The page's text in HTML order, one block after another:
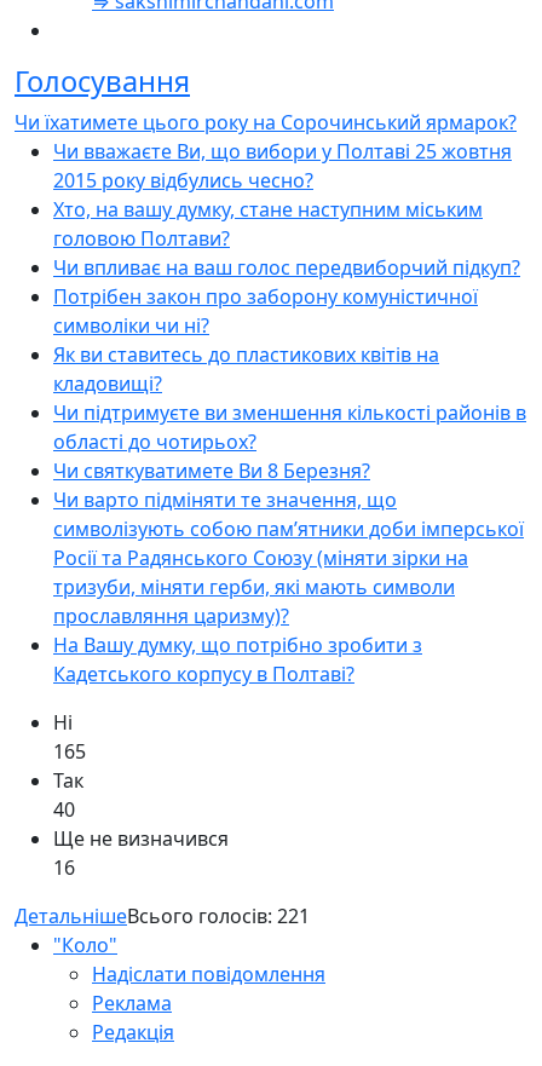
Голосування
Чи їхатимете цього року на Сорочинський ярмарок?
Чи вважаєте Ви, що вибори у Полтаві 25 жовтня
2015 року відбулись чесно?
Хто, на вашу думку, стане наступним міським
головою Полтави?
Чи впливає на ваш голос передвиборчий підкуп?
Потрібен закон про заборону комуністичної
символіки чи ні?
Як ви ставитесь до пластикових квітів на
кладовищі?
Чи підтримуєте ви зменшення кількості районів в
області до чотирьох?
Чи святкуватимете Ви 8 Березня?
Чи варто підміняти те значення, що
символізують собою пам’ятники доби імперської
Росії та Радянського Союзу (міняти зірки на
тризуби, міняти герби, які мають символи
прославляння царизму)?
На Вашу думку, що потрібно зробити з
Кадетського корпусу в Полтаві?
Ні
165
Так
40
Ще не визначився
16
ДетальнішеВсього голосів: 221
"Коло"
Надіслати повідомлення
Реклама
Редакція